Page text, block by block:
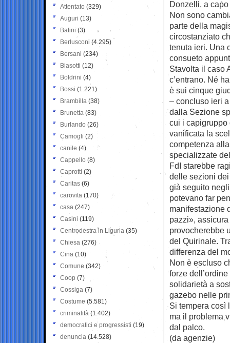
Donzelli, a
Non sono
parte della
circostanziato
tenuta ieri. Una
consueto
Stavolta il caso
c’entrano. Né
è sui cinque
– concluso ieri
dalla Sezione
cui i capigruppo
vanificata la
competenza
specializzate
FdI starebbe
delle sezioni
già seguito
potevano far
manifestazione
pazzi»,
provocherebbe
del Quirinale.
differenza del
Non è escluso
forze
solidarietà a
gazebo nelle
Si tempera così
ma il problema
dal palco.
(da agenzie)
Attentato (329)
Auguri (13)
Batini (3)
Berlusconi (4.295)
Bersani (234)
Biasotti (12)
Boldrini (4)
Bossi (1.221)
Brambilla (38)
Brunetta (83)
Burlando (26)
Camogli (2)
canile (4)
Cappello (8)
Caprotti (2)
Caritas (6)
carovita (170)
casa (247)
Casini (119)
Centrodestra in Liguria (35)
Chiesa (276)
Cina (10)
Comune (342)
Coop (7)
Cossiga (7)
Costume (5.581)
criminalità (1.402)
democratici e progressisti (19)
denuncia (14.528)